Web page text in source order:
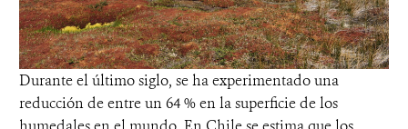
Durante el último siglo, se ha experimentado una
reducción de entre un 64 % en la superficie de los